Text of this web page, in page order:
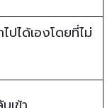
ได้เองโดยที่ไม่